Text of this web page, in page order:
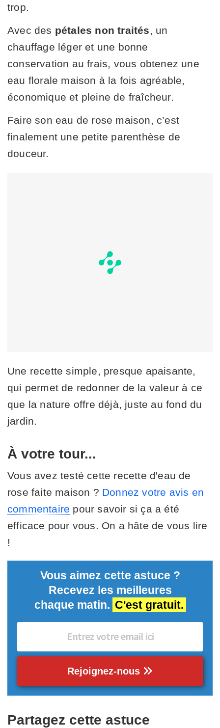
trop.
Avec des pétales non traités, un
chauffage léger et une bonne
conservation au frais, vous obtenez une
eau florale maison à la fois agréable,
économique et pleine de fraîcheur.
Faire son eau de rose maison, c’est
finalement une petite parenthèse de
douceur.
Une recette simple, presque apaisante,
qui permet de redonner de la valeur à ce
que la nature offre déjà, juste au fond du
jardin.
À votre tour...
Vous avez testé cette recette d'eau de
rose faite maison ? Donnez votre avis en
commentaire pour savoir si ça a été
efficace pour vous. On a hâte de vous lire
!
Vous aimez cette astuce ?
Recevez les meilleures
chaque matin. C'est gratuit.
Rejoignez-nous
Partagez cette astuce